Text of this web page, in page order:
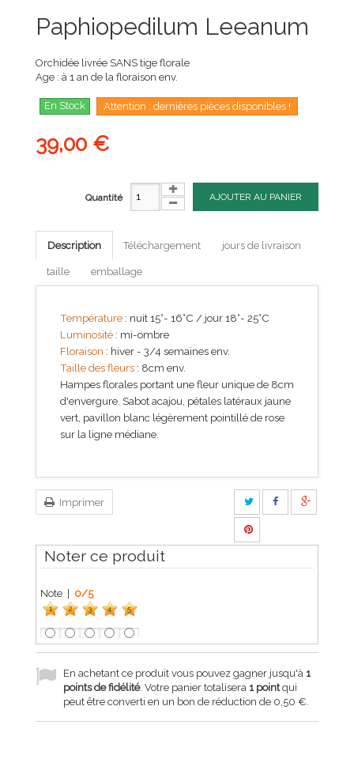
Paphiopedilum Leeanum
Orchidée livrée SANS tige florale
Age : à 1 an de la floraison env.
En Stock Attention : dernières pièces disponibles !
39,00 €
AJOUTER AU PANIER
Quantité
Description Téléchargement jours de livraison
taille emballage
Température : nuit 15°- 16°C / jour 18°- 25°C
Luminosité : mi-ombre
Floraison : hiver - 3/4 semaines env.
Taille des fleurs : 8cm env.
Hampes florales portant une fleur unique de 8cm
d'envergure. Sabot acajou, pétales latéraux jaune
vert, pavillon blanc légèrement pointillé de rose
sur la ligne médiane.
Imprimer
Noter ce produit
Note | 0/5
1 2 3 4 5
En achetant ce produit vous pouvez gagner jusqu'à 1
points de fidélité. Votre panier totalisera 1 pointqui
peut être converti en un bon de réduction de 0,50 €